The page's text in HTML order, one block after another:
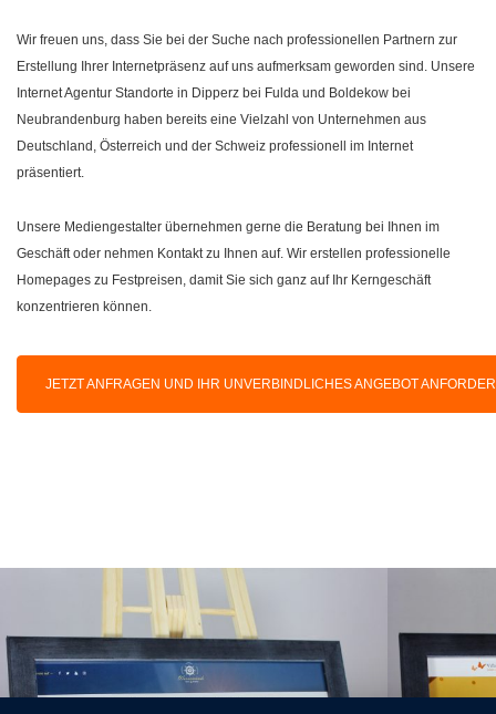
Wir freuen uns, dass Sie bei der Suche nach professionellen Partnern zur
Erstellung Ihrer Internetpräsenz auf uns aufmerksam geworden sind. Unsere
Internet Agentur Standorte in Dipperz bei Fulda und Boldekow bei
Neubrandenburg haben bereits eine Vielzahl von Unternehmen aus
Deutschland, Österreich und der Schweiz professionell im Internet
präsentiert.
Unsere Mediengestalter übernehmen gerne die Beratung bei Ihnen im
Geschäft oder nehmen Kontakt zu Ihnen auf. Wir erstellen professionelle
Homepages zu Festpreisen, damit Sie sich ganz auf Ihr Kerngeschäft
konzentrieren können.
JETZT ANFRAGEN UND IHR UNVERBINDLICHES ANGEBOT